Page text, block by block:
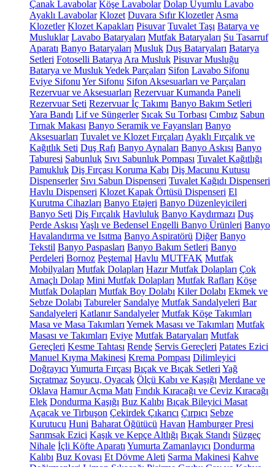
Çanak Lavabolar Köşe Lavabolar Dolap Uyumlu Lavabo
Ayaklı Lavabolar Klozet Duvara Sıfır Klozetler Asma
Klozetler Klozet Kapakları Pisuvar Tuvalet Taşı Batarya ve
Musluklar Lavabo Bataryaları Mutfak Bataryaları Su Tasarruf
Aparatı Banyo Bataryaları Musluk Duş Bataryaları Batarya
Setleri Fotoselli Batarya Ara Musluk Pisuvar Musluğu
Batarya ve Musluk Yedek Parçaları Sifon Lavabo Sifonu
Eviye Sifonu Yer Sifonu Sifon Aksesuarları ve Parçaları
Rezervuar ve Aksesuarları Rezervuar Kumanda Paneli
Rezervuar Seti Rezervuar İç Takımı Banyo Bakım Setleri
Yara Bandı Lif ve Süngerler Sıcak Su Torbası Cımbız Sabun
Tırnak Makası Banyo Seramik ve Fayansları Banyo
Aksesuarları Tuvalet ve Klozet Fırçaları Ayaklı Fırçalık ve
Kağıtlık Seti Duş Rafı Banyo Aynaları Banyo Askısı Banyo
Taburesi Sabunluk Sıvı Sabunluk Pompası Tuvalet Kağıtlığı
Pamukluk Diş Fırçası Koruma Kabı Diş Macunu Kutusu
Dispenserler Sıvı Sabun Dispenseri Tuvalet Kağıdı Dispenseri
Havlu Dispenseri Klozet Kapak Örtüsü Dispenseri El
Kurutma Cihazları Banyo Etajeri Banyo Düzenleyicileri
Banyo Seti Diş Fırçalık Havluluk Banyo Kaydırmazı Duş
Perde Askısı Yaşlı ve Bedensel Engelli Banyo Ürünleri Banyo
Havalandırma ve Isıtma Banyo Aspiratörü Diğer Banyo
Tekstil Banyo Paspasları Banyo Bakım Setleri Banyo
Perdeleri Bornoz Peştemal Havlu MUTFAK Mutfak
Mobilyaları Mutfak Dolapları Hazır Mutfak Dolapları Çok
Amaçlı Dolap Mini Mutfak Dolapları Mutfak Rafları Köşe
Mutfak Dolapları Mutfak Boy Dolabı Kiler Dolabı Ekmek ve
Sebze Dolabı Tabureler Sandalye Mutfak Sandalyeleri Bar
Sandalyeleri Katlanır Sandalyeler Mutfak Köşe Takımları
Masa ve Masa Takımları Yemek Masası ve Takımları Mutfak
Masası ve Takımları Eviye Mutfak Bataryaları Mutfak
Gereçleri Kesme Tahtası Rende Servis Gereçleri Patates Ezici
Manuel Kıyma Makinesi Krema Pompası Dilimleyici
Doğrayıcı Yumurta Fırçası Bıçak ve Bıçak Setleri Yağ
Sıçratmaz Soyucu, Oyacak Ölçü Kabı ve Kaşığı Merdane ve
Oklava Hamur Açma Matı Fındık Kıracağı ve Ceviz Kıracağı
Elek Dondurma Kaşığı Buz Kalıbı Bıçak Bileyici Masat
Açacak ve Tirbuşon Çekirdek Çıkarıcı Çırpıcı Sebze
Kurutucu Huni Baharat Öğütücü Havan Hamburger Presi
Sarımsak Ezici Kaşık ve Kepçe Altlığı Bıçak Standı Süzgeç
Nihale İçli Köfte Aparatı Yumurta Zamanlayıcı Dondurma
Kalıbı Buz Kovası Et Dövme Aleti Sarma Makinesi Kahve